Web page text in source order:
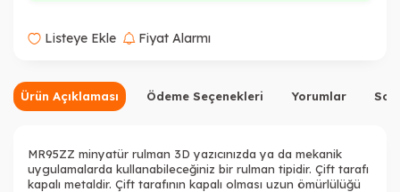
Listeye Ekle Fiyat Alarmı
Ürün Açıklaması Ödeme Seçenekleri Yorumlar
MR95ZZ minyatür rulman 3D yazıcınızda ya da mekanik
uygulamalarda kullanabileceğiniz bir rulman tipidir. Çift tarafı
kapalı metaldir. Çift tarafının kapalı olması uzun ömürlülüğü